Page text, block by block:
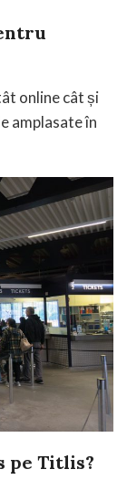
online cât și
amplasate în
pe Titlis?